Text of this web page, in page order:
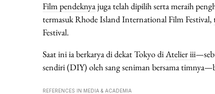
Film pendeknyajuga telah dipilih serta meraih
termasuk Rhode Island International Film Festival,
Festival.
Saat ini ia berkarya di dekat Tokyo diAtelier iii
sendiri (DIY) oleh sang seniman bersama
REFERENCES IN MEDIA & ACADEMIA